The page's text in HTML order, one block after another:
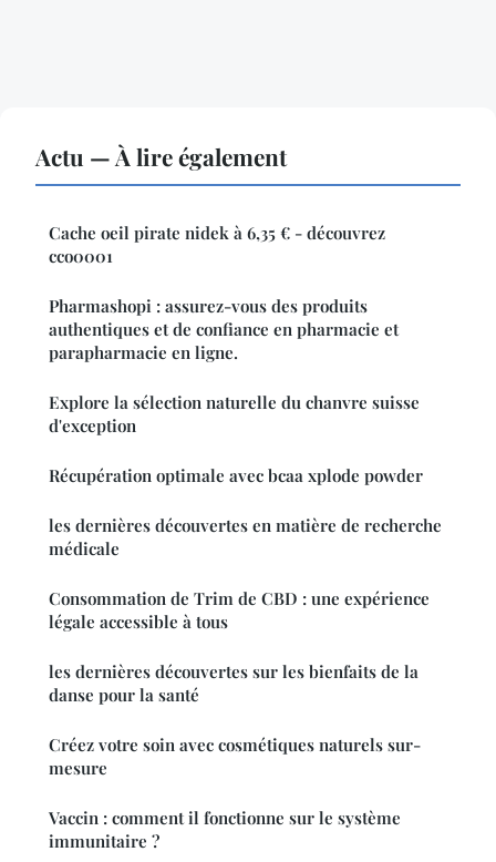
Actu — À lire également
Cache oeil pirate nidek à 6,35 € - découvrez
cco0001
Pharmashopi : assurez-vous des produits
authentiques et de confiance en pharmacie et
parapharmacie en ligne.
Explore la sélection naturelle du chanvre suisse
d'exception
Récupération optimale avec bcaa xplode powder
les dernières découvertes en matière de recherche
médicale
Consommation de Trim de CBD : une expérience
légale accessible à tous
les dernières découvertes sur les bienfaits de la
danse pour la santé
Créez votre soin avec cosmétiques naturels sur-
mesure
Vaccin : comment il fonctionne sur le système
immunitaire ?